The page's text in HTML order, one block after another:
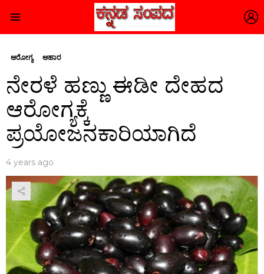
ಆರೋಗ್ಯ ಆಹಾರ
ನೇರಳೆ ಹಣ್ಣು ಈಡೀ ದೇಹದ
ಆರೋಗ್ಯಕ್ಕೆ
ಪ್ರಯೋಜನಕಾರಿಯಾಗಿದೆ
4 years ago